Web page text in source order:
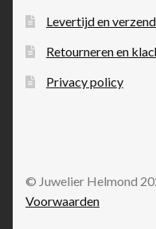
Levertijd en
Retourneren en
Privacy policy
© Juwelier Helmond
Voorwaarden